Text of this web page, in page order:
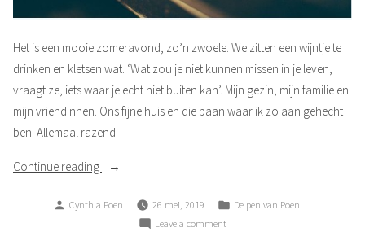
Het is een mooie zomeravond, zo’n zwoele. We zitten een wijntje te
drinken en kletsen wat. ‘Wat zou je niet kunnen missen in je leven,
vraagt ze, iets waar je echt niet buiten kan’. Mijn gezin, mijn familie en
mijn vriendinnen. Ons fijne huis en die baan waar ik zo aan gehecht
ben. Allemaal razend
Continue reading “Muziek”
Posted
Cynthia Poen 26 mei, 2019
Posted
De pen van Poen
Leave a commenton